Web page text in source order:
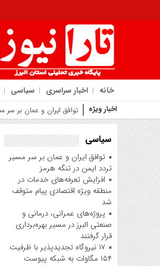
خانه اخبار سراسری سیاسی
اخبار ویژه روایت شهردار کمال‌
سیاسی
توافق ایران و عمان بر سر مسیر
تردد ایمن در تنگه هرمز
افزایش تعرفه‌های خدمات در
منطقه ویژه اقتصادی پیام متوقف
شد
پروژه‌های عمرانی، درمانی و
صنعتی البرز در مسیر بهره‌برداری
قرار گرفتند
۱۷ نیروگاه تجدیدپذیر با ظرفیت
۱۵۴ مگاوات به شبکه پیوست